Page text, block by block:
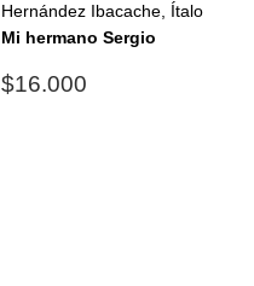
Hernández Ibacache, Ítalo
Mi hermano Sergio
Precio
$16.000